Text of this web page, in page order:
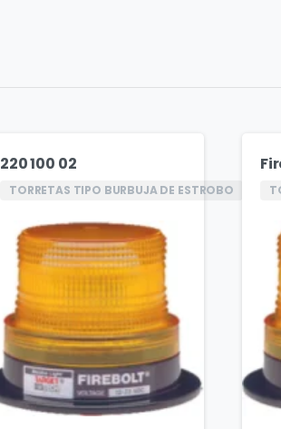
220 100 02
TORRETAS TIPO BURBUJA DE ESTROBO